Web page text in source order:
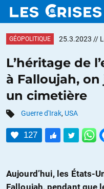
DOSSIERS
CATÉGORIES
MOTS CLÉS
GÉOPOLITIQUE 25.3.2023 //
L’héritage de
à Falloujah,
un cimetière
Guerre d'Irak, USA
127
Aujourd’hui, les États-